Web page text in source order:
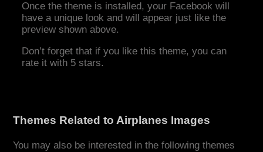
Once the theme is installed, your Facebook will
have a unique look and will appear just like the
preview shown above.
Don’t forget that if you like this theme, you can
rate it with 5 stars.
Themes Related to Airplanes Images
You may also be interested in the following themes